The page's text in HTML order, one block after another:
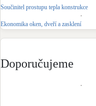
Doplňkové zdroje vytápění
Zelená střecha
Vegetační střechy
Součinitel prostupu tepla konstrukce
Ekonomika oken, dveří a zasklení
Doporučujeme